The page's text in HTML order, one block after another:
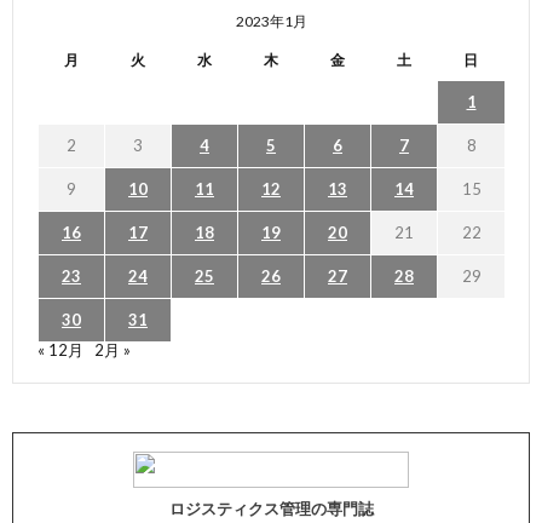
2023年1月
月 火 水 木 金 土 日
1
2 3 4 5 6 7 8
9 10 11 12 13 14 15
16 17 18 19 20 21 22
23 24 25 26 27 28 29
30
31
« 12月
2月 »
ロジスティクス管理の専門誌